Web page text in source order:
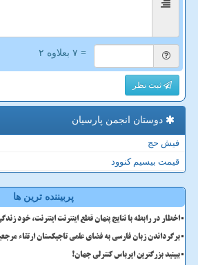
= ۷ بعلاوه ۲
ثبت نظر
دوستان انجمن پارسیان
فیش حج
قیمت بیسیم کنوود
پربیننده ترین ها
اخطار در رابطه با نتایج پنهان قطع اینترنت اینترنت، خود
برگرداندن زبان فارسی به فضای علمی تاجیکستان ارتقاء
ببینید بزرگترین ایرباس کنترلی جهان!